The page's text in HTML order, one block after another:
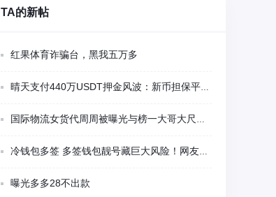
TA的新帖
红果体育诈骗台，黑我五万多
晴天支付440万USDT押金风波：新币担保平台多项异常被集中质疑
国际物流女货代周周被曝光与榜一大哥大尺度视频聊天
冷钱包多签 多签钱包靓号藏巨大风险！网友千U刚转入瞬间被盗 卖家留后门精准蹲守
曝光多多28不出款